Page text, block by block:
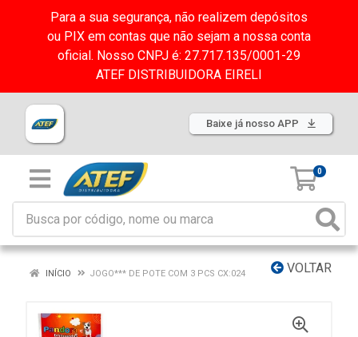
Para a sua segurança, não realizem depósitos
ou PIX em contas que não sejam a nossa conta
oficial. Nosso CNPJ é: 27.717.135/0001-29
ATEF DISTRIBUIDORA EIRELI
Baixe já nosso APP
0
VOLTAR
INÍCIO JOGO*** DE POTE COM 3 PCS CX:024